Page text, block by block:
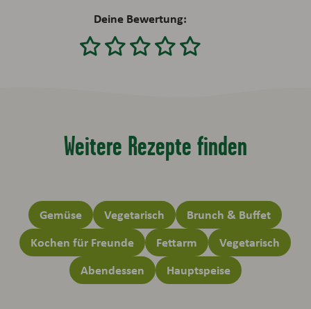
Deine Bewertung:
Weitere Rezepte finden
Gemüse Vegetarisch
Brunch & Buffet
Kochen für Freunde
Fettarm
Vegetarisch
Abendessen
Hauptspeise